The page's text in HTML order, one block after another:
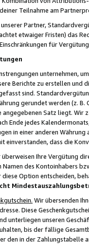
Teilnahme am
Partner,
etwaiger Fristen) das
für
unternehmen,
Berichte zu erstellen und
sind.
gerundet werden (z.
Satz liegt.
Ende jedes
in einer anderen
einverstanden, dass die
überweisen Ihre Vergütung
des Kontoinhabers
Option entscheiden,
Wir übersenden
Diese
unterliegen unseren
bis der fällige
den in der